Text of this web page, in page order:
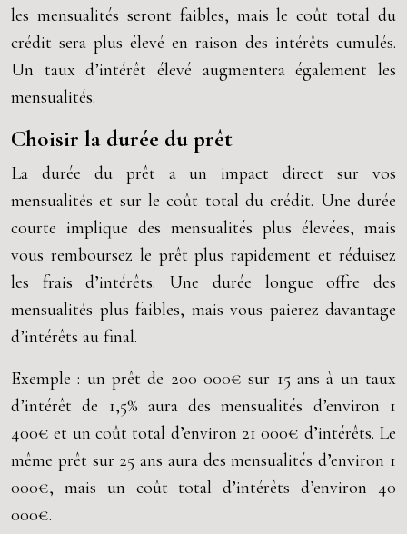
les mensualités seront faibles, mais le coût total du
crédit sera plus élevé en raison des intérêts cumulés.
Un taux d’intérêt élevé augmentera également les
mensualités.
Choisir la durée du prêt
La durée du prêt a un impact direct sur vos
mensualités et sur le coût total du crédit. Une durée
courte implique des mensualités plus élevées, mais
vous remboursez le prêt plus rapidement et réduisez
les frais d’intérêts. Une durée longue offre des
mensualités plus faibles, mais vous paierez davantage
d’intérêts au final.
Exemple : un prêt de 200 000€ sur 15 ans à un taux
d’intérêt de 1,5% aura des mensualités d’environ 1
400€ et un coût total d’environ 21 000€ d’intérêts. Le
même prêt sur 25 ans aura des mensualités d’environ 1
000€, mais un coût total d’intérêts d’environ 40
000€.